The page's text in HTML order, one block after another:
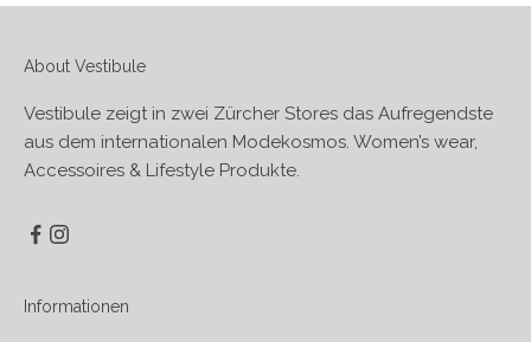
About Vestibule
Vestibule zeigt in zwei Zürcher Stores das Aufregendste
aus dem internationalen Modekosmos. Women’s wear,
Accessoires & Lifestyle Produkte.
Informationen